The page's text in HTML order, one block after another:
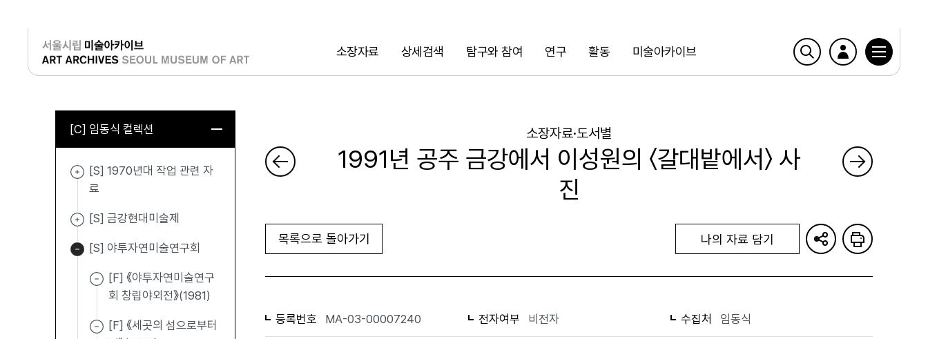
소장자료 상세검색 탐구와 참여 연구 활동 미술아카이브
검색
로그인
[C] 임동식 컬렉션
[S] 1970년대 작업 관련 자
료
[S] 금강현대미술제
[S] 야투자연미술연구회
[F] 《야투자연미술연구
회 창립야외전》(1981)
[F] 《세곳의 섬으로부터
소장자료·도서별
1991년 공주 금강에서 이성원의 〈갈대밭에서〉 사
진
목록으로 돌아가기 나의 자료 담기
등록번호 MA-03-00007240 전자여부 비전자 수집처 임동식